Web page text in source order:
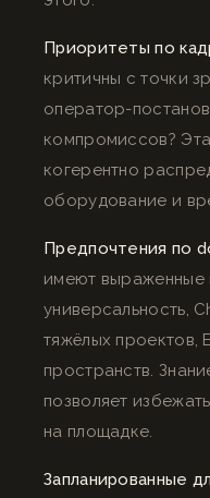
Приоритеты по
критичны с точки
оператор-
компромиссов?
когерентно
оборудование и
Предпочтения по
имеют выраженные
универсальность,
тяжёлых проектов,
пространств.
позволяет
на площадке.
Запланированные